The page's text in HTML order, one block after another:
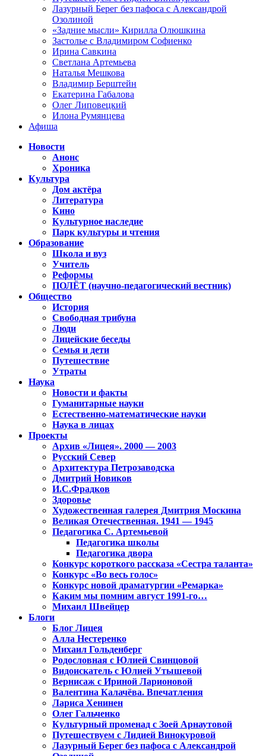
Лазурный Берег без пафоса с Александрой
Озолиной
«Задние мысли» Кирилла Олюшкина
Застолье с Владимиром Софиенко
Ирина Савкина
Светлана Артемьева
Наталья Мешкова
Владимир Берштейн
Екатерина Габалова
Олег Липовецкий
Илона Румянцева
Афиша
Новости
Анонс
Хроника
Культура
Дом актёра
Литература
Кино
Культурное наследие
Парк культуры и чтения
Образование
Школа и вуз
Учитель
Реформы
ПОЛЁТ (научно-педагогический вестник)
Общество
История
Свободная трибуна
Люди
Лицейские беседы
Семья и дети
Путешествие
Утраты
Наука
Новости и факты
Гуманитарные науки
Естественно-математические науки
Наука в лицах
Проекты
Архив «Лицея». 2000 — 2003
Русский Север
Архитектура Петрозаводска
Дмитрий Новиков
И.С.Фрадков
Здоровье
Художественная галерея Дмитрия Москина
Великая Отечественная. 1941 — 1945
Педагогика С. Артемьевой
Педагогика школы
Педагогика двора
Конкурс короткого рассказа «Сестра таланта»
Конкурс «Во весь голос»
Конкурс новой драматургии «Ремарка»
Каким мы помним август 1991-го…
Михаил Швейцер
Блоги
Блог Лицея
Алла Нестеренко
Михаил Гольденберг
Родословная с Юлией Свинцовой
Видоискатель с Юлией Утышевой
Вернисаж с Ириной Ларионовой
Валентина Калачёва. Впечатления
Лариса Хенинен
Олег Гальченко
Культурный променад с Зоей Арнаутовой
Путешествуем с Лидией Винокуровой
Лазурный Берег без пафоса с Александрой